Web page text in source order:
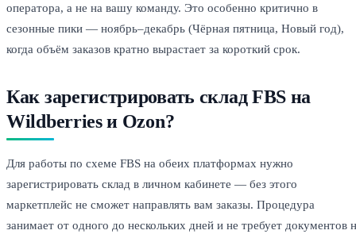
оператора, а не на вашу команду. Это особенно критично в
сезонные пики — ноябрь–декабрь (Чёрная пятница, Новый год),
когда объём заказов кратно вырастает за короткий срок.
Как зарегистрировать склад FBS на
Wildberries и Ozon?
Для работы по схеме FBS на обеих платформах нужно
зарегистрировать склад в личном кабинете — без этого
маркетплейс не сможет направлять вам заказы. Процедура
занимает от одного до нескольких дней и не требует документов